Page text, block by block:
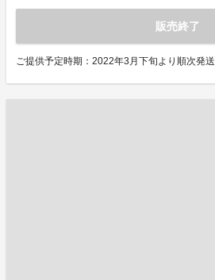
販売終了
ご提供予定時期：2022年3月下旬より順次発送